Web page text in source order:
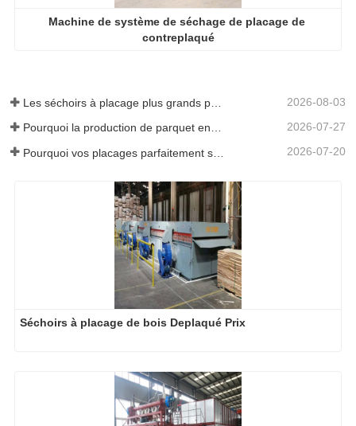
Machine de système de séchage de placage de
contreplaqué
2026-08-03
Pourquoi la production de parquet en eucalyptus a-t-elle besoin d'un séchoir à placages ? 2026-07-27
2026-07-20
Séchoirs à placage de bois Deplaqué Prix